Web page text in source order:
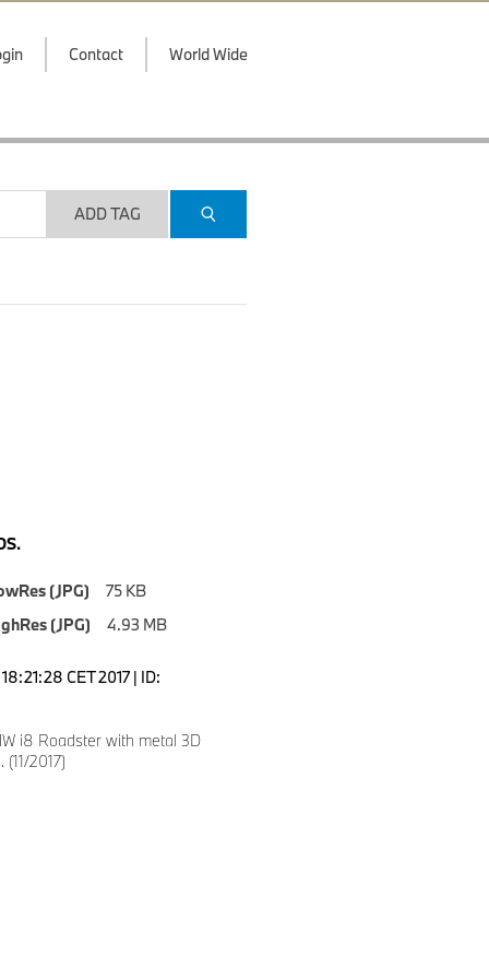
Contact World Wide
ADD TAG
(JPG)
75 KB
(JPG)
4.93 MB
CET 2017 | ID:
i8 Roadster with metal 3D
2017)